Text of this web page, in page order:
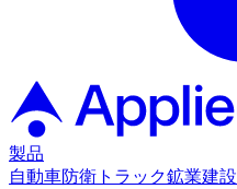
製品
自動車防衛 トラック鉱業建設